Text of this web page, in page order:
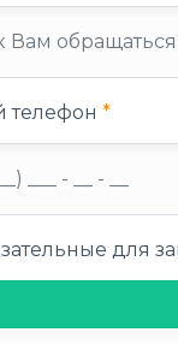
телефон *
для